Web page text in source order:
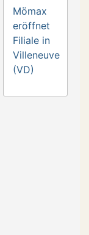
Mömax
eröffnet
Filiale in
Villeneuve
(VD)